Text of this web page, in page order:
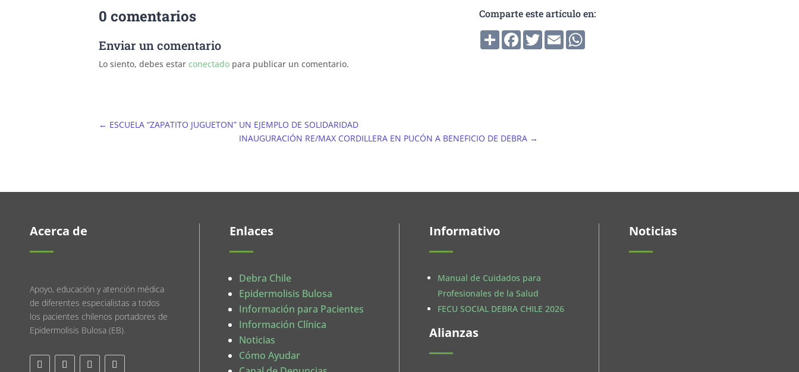
0 comentarios
Enviar un comentario
Lo siento, debes estarconectado para publicar un comentario.
Comparte este artículo en:
CompartirFacebookTwitterEmail
← ESCUELA “ZAPATITO JUGUETON” UN EJEMPLO DE SOLIDARIDAD
INAUGURACIÓN RE/MAX CORDILLERA EN PUCÓN A BENEFICIO DE DEBRA→
Acerca de
Apoyo, educación y atención médica
de diferentes especialistas a todos
los pacientes chilenos portadores de
Epidermolisis Bulosa (EB).
Enlaces
Debra Chile
Epidermolisis Bulosa
Información para Pacientes
Información Clínica
Noticias
Cómo Ayudar
Informativo
Manual de Cuidados para
Profesionales de la Salud
FECU SOCIAL DEBRA CHILE 2026
Alianzas
Noticias